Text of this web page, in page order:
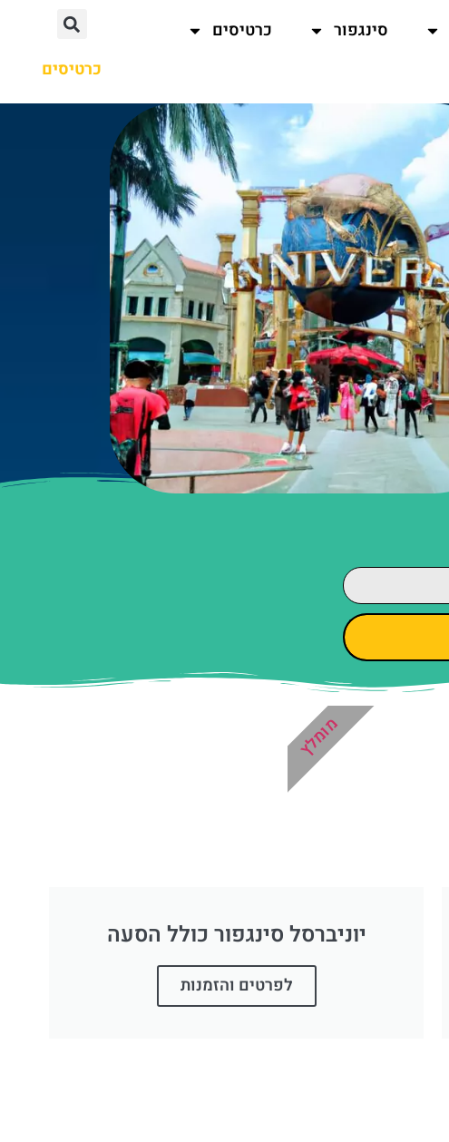
סינגפור
כרטיסים
כרטיסים
יוניברסל סינגפור כולל הסעה
לפרטים והזמנות
מומלץ